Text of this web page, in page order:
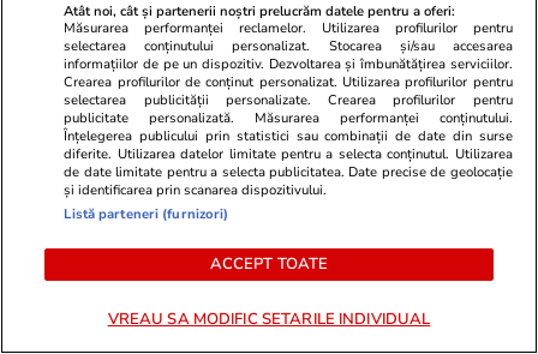
ULTIMELE ȘTIRI
Alte sporturi 20:46
Simone Tempestini a terminat pe locul 15 în
Polonia, după un incident incredibil
Știri Externe 20:39
De ce atacă Ucraina nave iraniene? Teheranul
Atât noi, cât și partenerii noștri prelucrăm datele pentru a oferi:
Măsurarea performanței reclamelor. Utilizarea profilurilor pentru
selectarea conținutului personalizat. Stocarea și/sau accesarea
informațiilor de pe un dispozitiv. Dezvoltarea și îmbunătățirea serviciilor.
Crearea profilurilor de conținut personalizat. Utilizarea profilurilor pentru
selectarea publicității personalizate. Crearea profilurilor pentru
publicitate personalizată. Măsurarea performanței conținutului.
Înțelegerea publicului prin statistici sau combinații de date din surse
diferite. Utilizarea datelor limitate pentru a selecta conținutul. Utilizarea
de date limitate pentru a selecta publicitatea. Date precise de geolocație
și identificarea prin scanarea dispozitivului.
Listă parteneri (furnizori)
ACCEPT TOATE
VREAU SA MODIFIC SETARILE INDIVIDUAL